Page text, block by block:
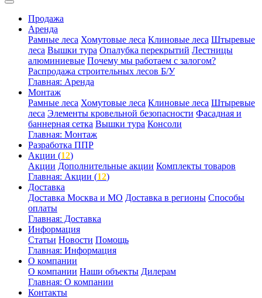
Продажа
Аренда
Рамные леса Хомутовые леса Клиновые леса Штыревые
леса Вышки тура Опалубка перекрытий Лестницы
алюминиевые Почему мы работаем с залогом?
Распродажа строительных лесов Б/У
Главная: Аренда
Монтаж
Рамные леса Хомутовые леса Клиновые леса Штыревые
леса Элементы кровельной безопасности Фасадная и
баннерная сетка Вышки тура Консоли
Главная: Монтаж
Разработка ППР
Акции (12)
Акции Дополнительные акции Комплекты товаров
Главная: Акции (12)
Доставка
Доставка Москва и МО Доставка в регионы Способы
оплаты
Главная: Доставка
Информация
Статьи Новости Помощь
Главная: Информация
О компании
О компании Наши объекты Дилерам
Главная: О компании
Контакты